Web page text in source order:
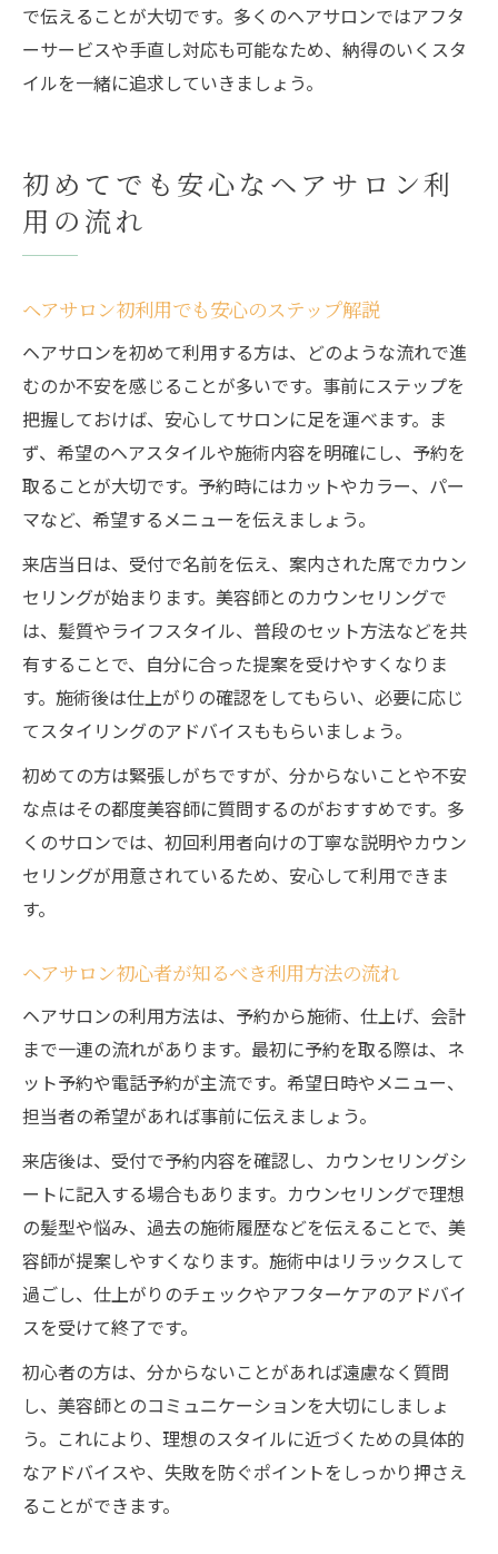
で伝えることが大切です。多くのヘアサロンではアフタ
ーサービスや手直し対応も可能なため、納得のいくスタ
イルを一緒に追求していきましょう。
初めてでも安心なヘアサロン利
用の流れ
ヘアサロン初利用でも安心のステップ解説
ヘアサロンを初めて利用する方は、どのような流れで進
むのか不安を感じることが多いです。事前にステップを
把握しておけば、安心してサロンに足を運べます。ま
ず、希望のヘアスタイルや施術内容を明確にし、予約を
取ることが大切です。予約時にはカットやカラー、パー
マなど、希望するメニューを伝えましょう。
来店当日は、受付で名前を伝え、案内された席でカウン
セリングが始まります。美容師とのカウンセリングで
は、髪質やライフスタイル、普段のセット方法などを共
有することで、自分に合った提案を受けやすくなりま
す。施術後は仕上がりの確認をしてもらい、必要に応じ
てスタイリングのアドバイスももらいましょう。
初めての方は緊張しがちですが、分からないことや不安
な点はその都度美容師に質問するのがおすすめです。多
くのサロンでは、初回利用者向けの丁寧な説明やカウン
セリングが用意されているため、安心して利用できま
す。
ヘアサロン初心者が知るべき利用方法の流れ
ヘアサロンの利用方法は、予約から施術、仕上げ、会計
まで一連の流れがあります。最初に予約を取る際は、ネ
ット予約や電話予約が主流です。希望日時やメニュー、
担当者の希望があれば事前に伝えましょう。
来店後は、受付で予約内容を確認し、カウンセリングシ
ートに記入する場合もあります。カウンセリングで理想
の髪型や悩み、過去の施術履歴などを伝えることで、美
容師が提案しやすくなります。施術中はリラックスして
過ごし、仕上がりのチェックやアフターケアのアドバイ
スを受けて終了です。
初心者の方は、分からないことがあれば遠慮なく質問
し、美容師とのコミュニケーションを大切にしましょ
う。これにより、理想のスタイルに近づくための具体的
なアドバイスや、失敗を防ぐポイントをしっかり押さえ
ることができます。